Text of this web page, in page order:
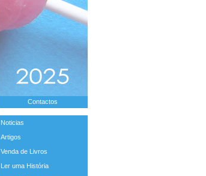
Contactos
Noticias
Artigos
Venda de Livros
Ler uma História